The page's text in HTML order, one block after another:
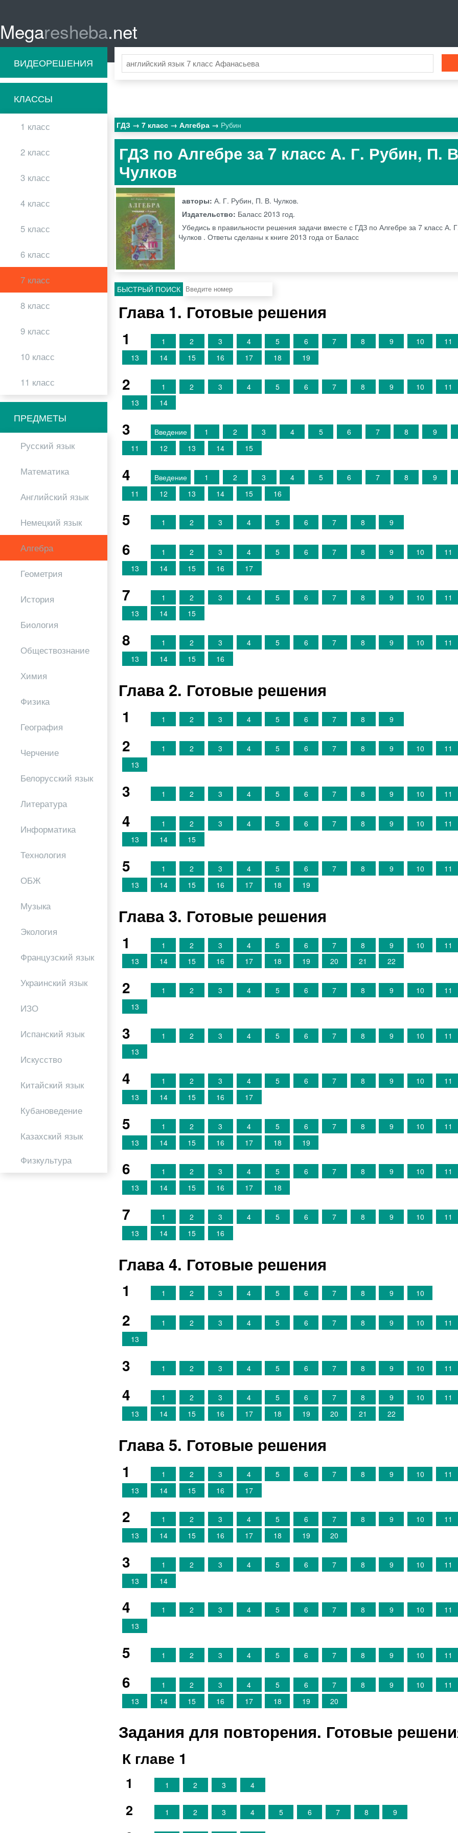
Megaresheba.net
ВИДЕОРЕШЕНИЯ
КЛАССЫ
1 класс
2 класс
3 класс
4 класс
5 класс
6 класс
7 класс
8 класс
9 класс
10 класс
11 класс
ПРЕДМЕТЫ
Русский язык
Математика
Английский язык
Немецкий язык
Алгебра
Геометрия
История
Биология
Обществознание
Химия
Физика
География
Черчение
Белорусский язык
Литература
Информатика
Технология
ОБЖ
Музыка
Экология
Французский язык
Украинский язык
ИЗО
Испанский язык
Искусство
Китайский язык
Кубановедение
Казахский язык
Физкультура
ГДЗ 7 класс Алгебра Рубин
ГДЗ по Алгебре за 7 класс А. Г. Рубин, П.
Чулков
авторы:А. Г. Рубин, П. В. Чулков.
Издательство: Баласс 2013 год.
Убедись в правильности решения задачи вместе с ГДЗ по Алгебре за 7 класс А.
Чулков . Ответы сделаны к книге 2013 года от Баласс
БЫСТРЫЙ ПОИСК
Глава 1. Готовые решения
1 1 2 3 4 5 6 7 8 9 10 11
13
14 15 16 17 18 19
2 1 2 3 4 5 6 7 8 9 10 11
13
14
3 Введение 1 2 3 4 5 6 7 8 9
11
12 13 14 15
4 Введение 1 2 3 4 5 6 7 8 9
11
12 13 14 15 16
5 1 2 3 4 5 6 7 8 9
6 1 2 3 4 5 6 7 8 9 10 11
13
14 15 16 17
7 1 2 3 4 5 6 7 8 9 10 11
13
14 15
8 1 2 3 4 5 6 7 8 9 10 11
13
14 15 16
Глава 2. Готовые решения
1 1 2 3 4 5 6 7 8 9
2 1 2 3 4 5 6 7 8 9 10 11
13
3 1 2 3 4 5 6 7 8 9 10 11
4 1 2 3 4 5 6 7 8 9 10 11
13
14 15
5 1 2 3 4 5 6 7 8 9 10 11
13
14 15 16 17 18 19
Глава 3. Готовые решения
1 1 2 3 4 5 6 7 8 9 10 11
13
14 15 16 17 18 19 20 21 22
2 1 2 3 4 5 6 7 8 9 10 11
13
3 1 2 3 4 5 6 7 8 9 10 11
13
4 1 2 3 4 5 6 7 8 9 10 11
13
14 15 16 17
5 1 2 3 4 5 6 7 8 9 10 11
13
14 15 16 17 18 19
6 1 2 3 4 5 6 7 8 9 10 11
13
14 15 16 17 18
7 1 2 3 4 5 6 7 8 9 10 11
13
14 15 16
Глава 4. Готовые решения
1 1 2 3 4 5 6 7 8 9 10
2 1 2 3 4 5 6 7 8 9 10 11
13
3 1 2 3 4 5 6 7 8 9 10 11
4 1 2 3 4 5 6 7 8 9 10 11
13
14 15 16 17 18 19 20 21 22
Глава 5. Готовые решения
1 1 2 3 4 5 6 7 8 9 10 11
13
14 15 16 17
2 1 2 3 4 5 6 7 8 9 10 11
13
14 15 16 17 18 19 20
3 1 2 3 4 5 6 7 8 9 10 11
13
14
4 1 2 3 4 5 6 7 8 9 10 11
13
5 1 2 3 4 5 6 7 8 9 10 11
6 1 2 3 4 5 6 7 8 9 10 11
13
14 15 16 17 18 19 20
Задания для повторения. Готовые
К главе 1
1 1 2 3 4
2 1 2 3 4 5 6 7 8 9